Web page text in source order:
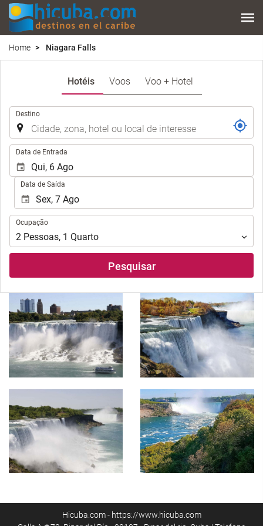
Home Niagara Falls
Hotéis Voos Voo + Hotel
Destino
Data de Entrada
Data de Saída
Ocupação
Ocupação
2 Pessoas, 1 Quarto
Pesquisar
Hicuba.com - https://www.hicuba.com